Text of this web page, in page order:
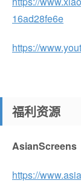
16ad28fe6e
https://
福利资源
AsianScreens
https://